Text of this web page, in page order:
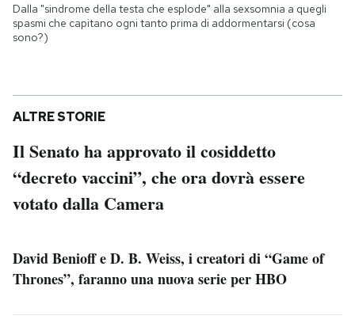
Dalla "sindrome della testa che esplode" alla sexsomnia a quegli
spasmi che capitano ogni tanto prima di addormentarsi (cosa
sono?)
ALTRE STORIE
Il Senato ha approvato il cosiddetto
“decreto vaccini”, che ora dovrà essere
votato dalla Camera
David Benioff e D. B. Weiss, i creatori di “Game of
Thrones”, faranno una nuova serie per HBO